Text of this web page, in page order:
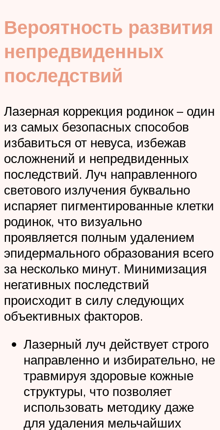
Вероятность развития
непредвиденных
последствий
Лазерная коррекция родинок – один
из самых безопасных способов
избавиться от невуса, избежав
осложнений и непредвиденных
последствий. Луч направленного
светового излучения буквально
испаряет пигментированные клетки
родинок, что визуально
проявляется полным удалением
эпидермального образования всего
за несколько минут. Минимизация
негативных последствий
происходит в силу следующих
объективных факторов.
Лазерный луч действует строго
направленно и избирательно, не
травмируя здоровые кожные
структуры, что позволяет
использовать методику даже
для удаления мельчайших